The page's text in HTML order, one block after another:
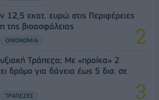
12,5 εκατ. ευρώ στις Περιφέρειες
της βιοασφάλειας
ΟΙΚΟΝΟΜΙΑ
Τράπεζα: Με «προίκα» 2
δρόμο για δάνεια έως 5 δισ. σε
ΤΡΑΠΕΖΕΣ